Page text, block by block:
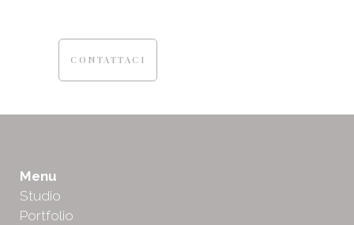
CONTATTACI
Menu
Studio
Portfolio